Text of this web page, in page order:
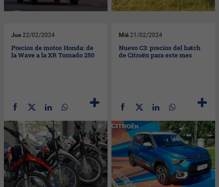
Jue 22/02/2024
Precios de motos Honda: de
la Wave a la XR Tornado 250
Mié 21/02/2024
Nuevo C3: precios del hatch
de Citroën para este mes